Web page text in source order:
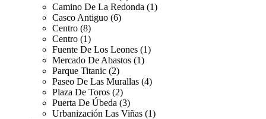
Camino De La Redonda (1)
Casco Antiguo (6)
Centro (8)
Centro (1)
Fuente De Los Leones (1)
Mercado De Abastos (1)
Parque Titanic (2)
Paseo De Las Murallas (4)
Plaza De Toros (2)
Puerta De Úbeda (3)
Urbanización Las Viñas (1)